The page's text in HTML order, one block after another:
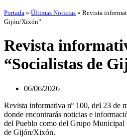
Portada » Últimas Noticias » Revista
Gijón/Xixón”
Revista
“Socialistas de
06/06/2026
Revista informativa nº 100, del 23 de
donde encontrarás noticias e
del Pueblo como del Grupo Municipal
de Gijón/Xixón.